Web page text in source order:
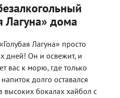
Лагуна» дома
Голубая Лагуна» просто
дней! Он и освежит, и
вас к морю, где только
долго оставался
высоких бокалах хайбол с